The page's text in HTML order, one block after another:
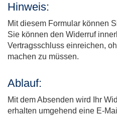
Hinweis:
Mit diesem Formular können
Sie können den Widerruf
Vertragsschluss einreichen,
machen zu müssen.
Ablauf:
Mit dem Absenden wird Ihr
erhalten umgehend eine E-